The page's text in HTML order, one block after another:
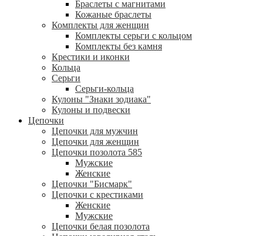
Браслеты с магнитами
Кожаные браслеты
Комплекты для женщин
Комплекты серьги с кольцом
Комплекты без камня
Крестики и иконки
Кольца
Серьги
Серьги-кольца
Кулоны "Знаки зодиака"
Кулоны и подвески
Цепочки
Цепочки для мужчин
Цепочки для женщин
Цепочки позолота 585
Мужские
Женские
Цепочки "Бисмарк"
Цепочки с крестиками
Женские
Мужские
Цепочки белая позолота